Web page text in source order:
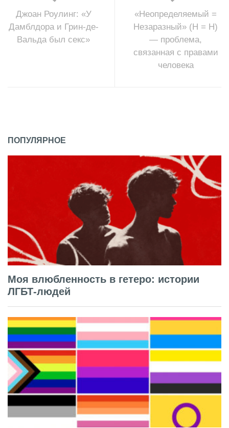
Джоан Роулинг: «У
Дамблдора и Грин-де-
Вальда был секс»
«Неопределяемый =
Незаразный» (Н = Н)
— проблема,
связанная с правами
человека
ПОПУЛЯРНОЕ
Моя влюбленность в гетеро: истории
ЛГБТ-людей